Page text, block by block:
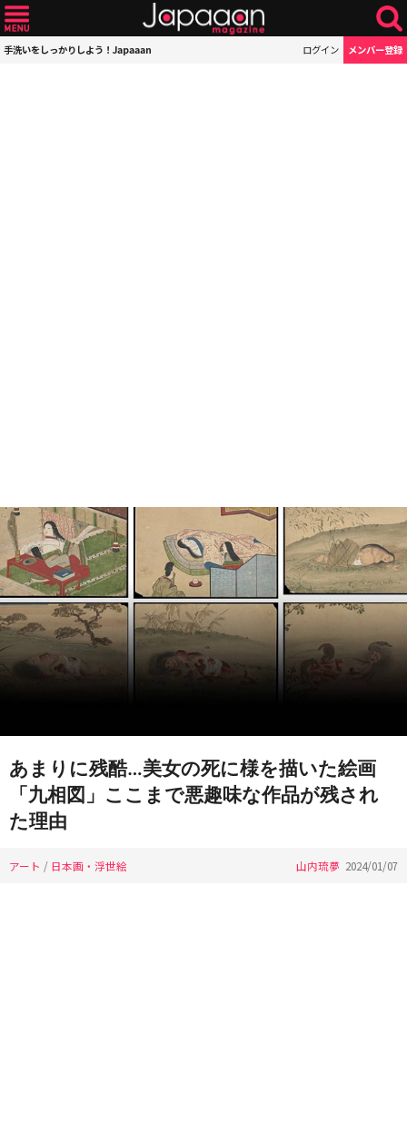
手洗いをしっかりしよう！Japaaan ログイン メンバー登録
あまりに残酷…美女の死に様を描いた絵画
「九相図」ここまで悪趣味な作品が残され
た理由
アート / 日本画・浮世絵 山内琉夢 2024/01/07